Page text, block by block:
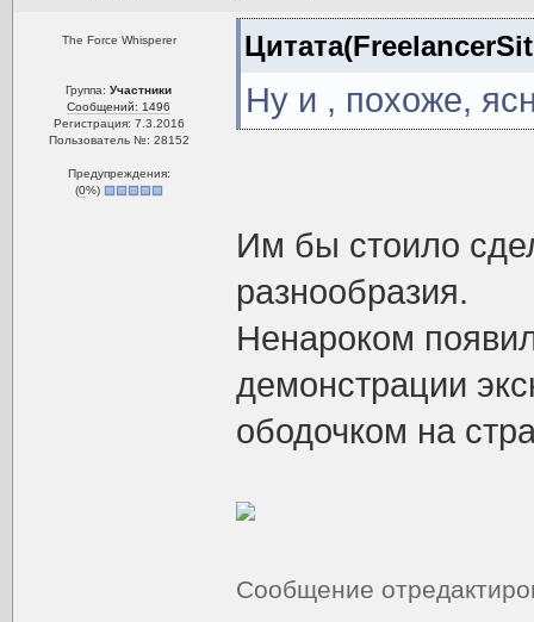
The Force Whisperer
Группа:Участники
Сообщений: 1496
Регистрация: 7.3.2016
Пользователь №: 28152
Предупреждения:
(0%)
Ну и , похоже,
Им бы стоило
разнообразия.
Ненароком
демонстрации
ободочком на
Сообщение